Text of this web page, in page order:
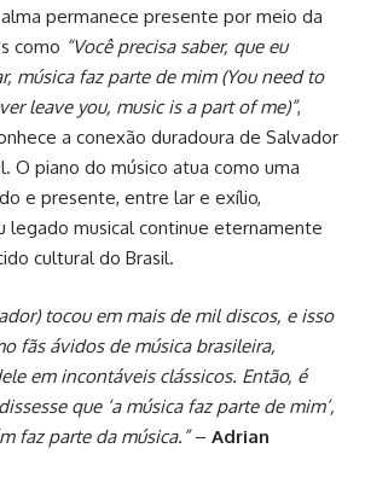
permanece presente por meio da
como “Você precisa saber, que eu
música faz parte de mim (You need to
leave you, music is a part of me)”,
a conexão duradoura de Salvador
O piano do músico atua como uma
e presente, entre lar e exílio,
legado musical continue eternamente
cultural do Brasil.
tocou em mais de mil discos, e isso
fãs ávidos de música brasileira,
em incontáveis clássicos. Então, é
que ‘a música faz parte de mim’,
faz parte da música.”– Adrian